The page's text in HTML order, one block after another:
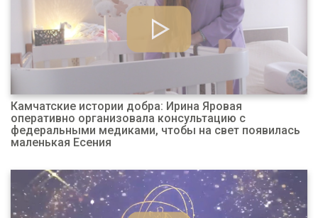
Камчатские истории добра: Ирина Яровая
оперативно организовала консультацию с
федеральными медиками, чтобы на свет появилась
маленькая Есения